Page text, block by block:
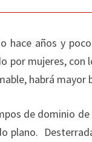
hace años y
por mujeres, con
habrá mayor
de dominio
plano.